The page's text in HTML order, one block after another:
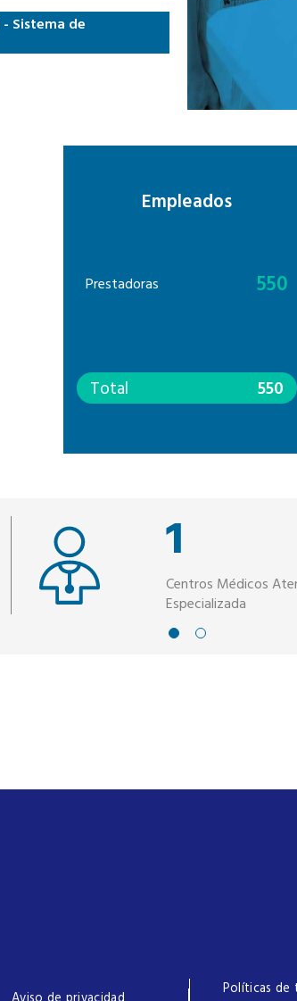
Sistema de
Empleados
Prestadoras 550
Total 550
1
Centros Médicos
Especializada
Políticas de